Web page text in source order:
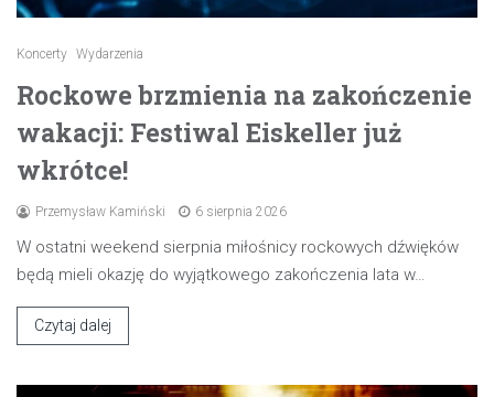
Koncerty Wydarzenia
Rockowe brzmienia na zakończenie
wakacji: Festiwal Eiskeller już
wkrótce!
Przemysław Kamiński 6 sierpnia 2026
W ostatni weekend sierpnia miłośnicy rockowych dźwięków
będą mieli okazję do wyjątkowego zakończenia lata w…
Czytaj dalej